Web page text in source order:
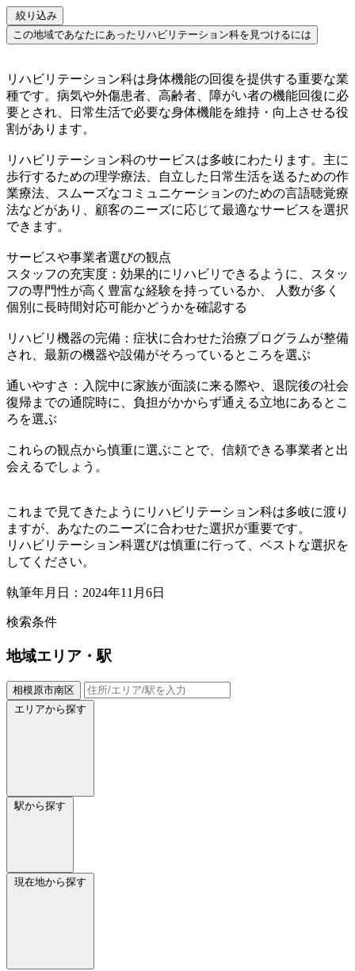
絞り込み
この地域であなたにあったリハビリテーション科を見つけるには
リハビリテーション科は身体機能の回復を提供する重要な業
種です。病気や外傷患者、高齢者、障がい者の機能回復に必
要とされ、日常生活で必要な身体機能を維持・向上させる役
割があります。
リハビリテーション科のサービスは多岐にわたります。主に
歩行するための理学療法、自立した日常生活を送るための作
業療法、スムーズなコミュニケーションのための言語聴覚療
法などがあり、顧客のニーズに応じて最適なサービスを選択
できます。
サービスや事業者選びの観点
スタッフの充実度：効果的にリハビリできるように、スタッ
フの専門性が高く豊富な経験を持っているか、 人数が多く
個別に長時間対応可能かどうかを確認する
リハビリ機器の完備：症状に合わせた治療プログラムが整備
され、最新の機器や設備がそろっているところを選ぶ
通いやすさ：入院中に家族が面談に来る際や、退院後の社会
復帰までの通院時に、負担がかからず通える立地にあるとこ
ろを選ぶ
これらの観点から慎重に選ぶことで、信頼できる事業者と出
会えるでしょう。
これまで見てきたようにリハビリテーション科は多岐に渡り
ますが、あなたのニーズに合わせた選択が重要です。
リハビリテーション科選びは慎重に行って、ベストな選択を
してください。
執筆年月日：2024年11月6日
検索条件
地域エリア・駅
相模原市南区
エリアから探す
駅から探す
現在地から探す